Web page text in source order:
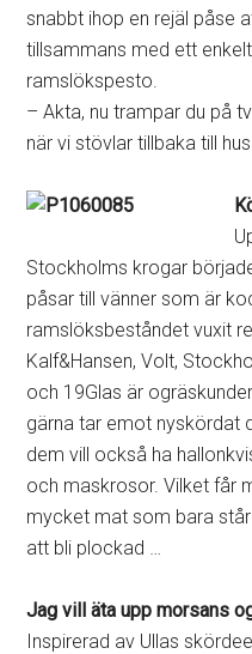
snabbt ihop en rejäl påse
tillsammans med ett
ramslökspesto.
– Akta, nu trampar du på
när vi stövlar tillbaka till
Stockholms krogar
påsar till vänner som är
ramslöksbeståndet vuxit
Kalf&Hansen, Volt,
och 19Glas är
gärna tar emot nyskördat
dem vill också ha
och maskrosor. Vilket får
mycket mat som bara
att bli plockad …
Jag vill äta upp morsans
Inspirerad av Ullas